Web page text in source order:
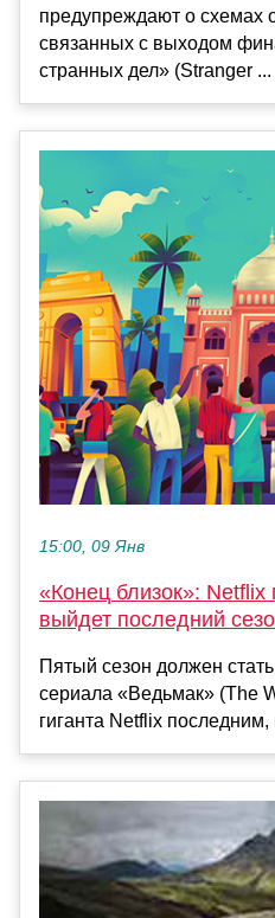
предупреждают о схемах
связанных с выходом
странных дел» (Stranger ...
15:00, 09 Янв
«Конец близок»: Netflix
выйдет последний
Пятый сезон должен
сериала «Ведьмак» (The
гиганта Netflix последним,